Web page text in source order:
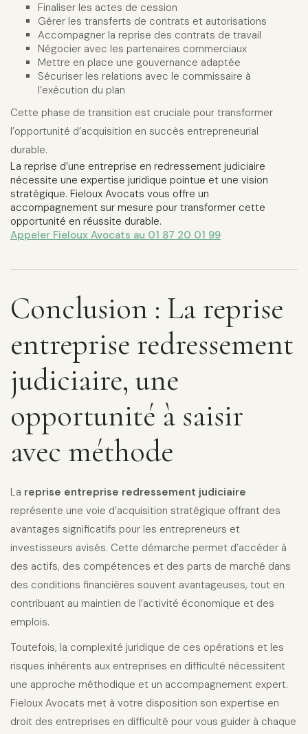
Finaliser les actes de cession
Gérer les transferts de contrats et autorisations
Accompagner la reprise des contrats de travail
Négocier avec les partenaires commerciaux
Mettre en place une gouvernance adaptée
Sécuriser les relations avec le commissaire à
l’exécution du plan
Cette phase de transition est cruciale pour transformer
l’opportunité d’acquisition en succès entrepreneurial
durable.
La reprise d’une entreprise en redressement judiciaire
nécessite une expertise juridique pointue et une vision
stratégique. Fieloux Avocats vous offre un
accompagnement sur mesure pour transformer cette
opportunité en réussite durable.
Appeler Fieloux Avocats au 01 87 20 01 99
Conclusion : La reprise
entreprise redressement
judiciaire, une
opportunité à saisir
avec méthode
La reprise entreprise redressement judiciaire
représente une voie d’acquisition stratégique offrant des
avantages significatifs pour les entrepreneurs et
investisseurs avisés. Cette démarche permet d’accéder à
des actifs, des compétences et des parts de marché dans
des conditions financières souvent avantageuses, tout en
contribuant au maintien de l’activité économique et des
emplois.
Toutefois, la complexité juridique de ces opérations et les
risques inhérents aux entreprises en difficulté nécessitent
une approche méthodique et un accompagnement expert.
Fieloux Avocats met à votre disposition son expertise en
droit des entreprises en difficulté pour vous guider à chaque